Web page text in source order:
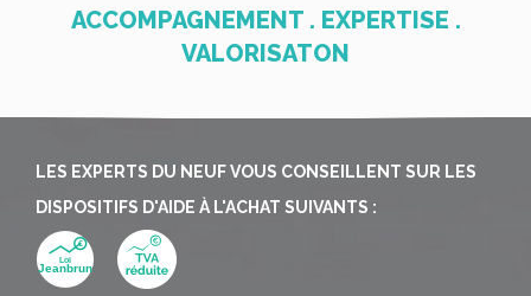
ACCOMPAGNEMENT . EXPERTISE .
VALORISATON
LES EXPERTS DU NEUF VOUS CONSEILLENT SUR LES
DISPOSITIFS D'AIDE À L'ACHAT SUIVANTS :